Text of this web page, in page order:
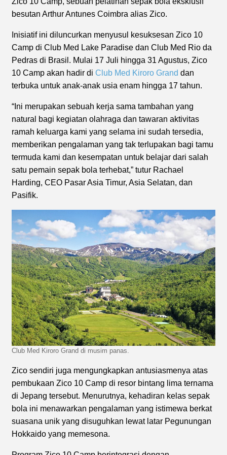
besutan Arthur Antunes Coimbra alias Zico.
Inisiatif ini diluncurkan menyusul kesuksesan Zico 10
Camp di Club Med Lake Paradise dan Club Med Rio da
Pedras di Brasil. Mulai 17 Juli hingga 31 Agustus, Zico
10 Camp akan hadir di Club Med Kiroro Grand dan
terbuka untuk anak-anak usia enam hingga 17 tahun.
“Ini merupakan sebuah kerja sama tambahan yang
natural bagi kegiatan olahraga dan tawaran aktivitas
ramah keluarga kami yang selama ini sudah tersedia,
memberikan pengalaman yang tak terlupakan bagi tamu
termuda kami dan kesempatan untuk belajar dari salah
satu pemain sepak bola terhebat,” tutur Rachael
Harding, CEO Pasar Asia Timur, Asia Selatan, dan
Pasifik.
Club Med Kiroro Grand di musim panas.
Zico sendiri juga mengungkapkan antusiasmenya atas
pembukaan Zico 10 Camp di resor bintang lima ternama
di Jepang tersebut. Menurutnya, kehadiran kelas sepak
bola ini menawarkan pengalaman yang istimewa berkat
suasana unik yang disuguhkan lewat latar Pegunungan
Hokkaido yang memesona.